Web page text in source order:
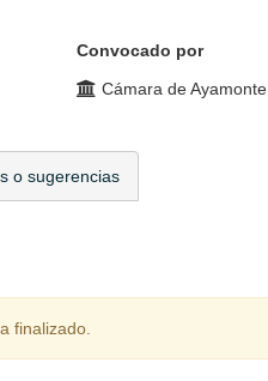
Convocado por
Cámara de Ayamonte
o sugerencias
finalizado.